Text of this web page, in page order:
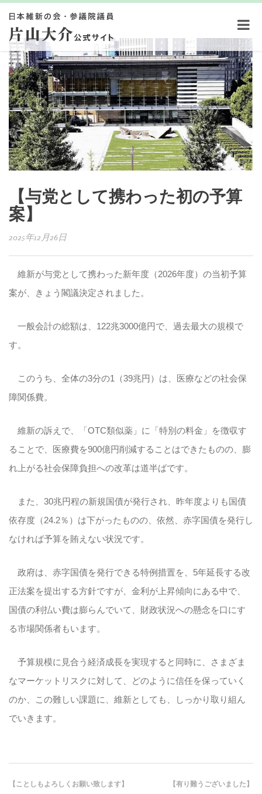
【与党として携わった初の予算
案】
2025年12月26日
維新が与党として携わった新年度（2026年度）の当初予算
案が、きょう閣議決定されました。
一般会計の総額は、122兆3000億円で、過去最大の規模で
す。
このうち、全体の3分の1（39兆円）は、医療などの社会保
障関係費。
維新の訴えで、「OTC類似薬」に「特別の料金」を徴収す
ることで、医療費を900億円削減することはできたものの、膨
れ上がる社会保障負担への改革は道半ばです。
また、30兆円程の新規国債が発行され、昨年度よりも国債
依存度（24.2％）は下がったものの、依然、赤字国債を発行し
なければ予算を賄えない状況です。
政府は、赤字国債を発行できる特例措置を、5年延長する改
正法案を提出する方針ですが、金利が上昇傾向にある中で、
国債の利払い費は膨らんでいて、財政状況への懸念を口にす
る市場関係者もいます。
予算規模に見合う経済成長を実現すると同時に、さまざま
なマーケットリスクに対して、どのように信任を保っていく
のか、この難しい課題に、維新としても、しっかり取り組ん
でいきます。
【ことしもよろしくお願い致します】 【有り難うございました】